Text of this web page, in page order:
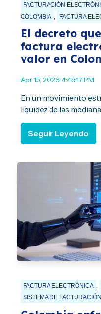
FACTURACIÓN
COLOMBIA
FACTURA
El decreto
factura
valor en
Apr 15, 2026 4:49:17 PM
En un movimiento
liquidez de las
Seguir Leyendo
FACTURA ELECTRÓNICA ,
SISTEMA DE